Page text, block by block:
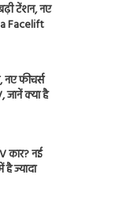
टेंशन, नए
Facelift
नए फीचर्स
जानें क्या है
कार? नई
ज्यादा